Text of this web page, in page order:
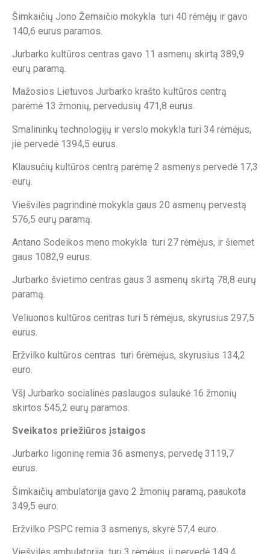
Šimkaičių Jono Žemaičio mokykla turi 40 rėmėjų ir gavo
140,6 eurus paramos.
Jurbarko kultūros centras gavo 11 asmenų skirtą 389,9
eurų paramą.
Mažosios Lietuvos Jurbarko krašto kultūros centrą
parėmė 13 žmonių, pervedusių 471,8 eurus.
Smalininkų technologijų ir verslo mokykla turi 34 rėmėjus,
jie pervedė 1394,5 eurus.
Klausučių kultūros centrą parėmę 2 asmenys pervedė 17,3
eurų.
Viešvilės pagrindinė mokykla gaus 20 asmenų pervestą
576,5 eurų paramą.
Antano Sodeikos meno mokykla turi 27 rėmėjus, ir šiemet
gaus 1082,9 eurus.
Jurbarko švietimo centras gaus 3 asmenų skirtą 78,8 eurų
paramą.
Veliuonos kultūros centras turi 5 rėmėjus, skyrusius 297,5
eurus.
Eržvilko kultūros centras turi 6rėmėjus, skyrusius 134,2
euro.
VšĮ Jurbarko socialinės paslaugos sulaukė 16 žmonių
skirtos 545,2 eurų paramos.
Sveikatos priežiūros įstaigos
Jurbarko ligoninę remia 36 asmenys, pervedę 3119,7
eurus.
Šimkaičių ambulatorija gavo 2 žmonių paramą, paaukota
349,5 euro.
Eržvilko PSPC remia 3 asmenys, skyrė 57,4 euro.